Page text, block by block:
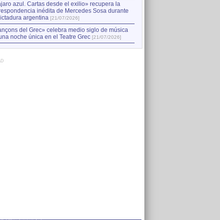
azul. Cartas desde el exilio» recupera la
inédita de Mercedes Sosa durante
argentina [21/07/2026]
del Grec» celebra medio siglo de música
noche única en el Teatre Grec [21/07/2026]